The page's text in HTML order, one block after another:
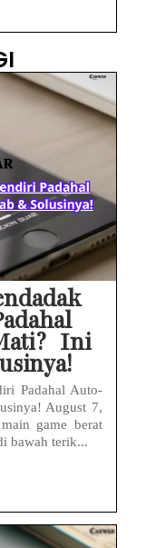
Ini
Padahal Auto-
August 7,
game berat
bawah terik...